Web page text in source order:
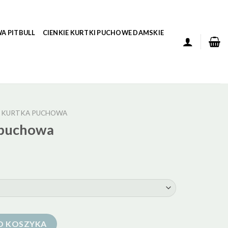
PITBULL CIENKIE KURTKI PUCHOWE DAMSKIE
KURTKA PUCHOWA
KOSZYKA